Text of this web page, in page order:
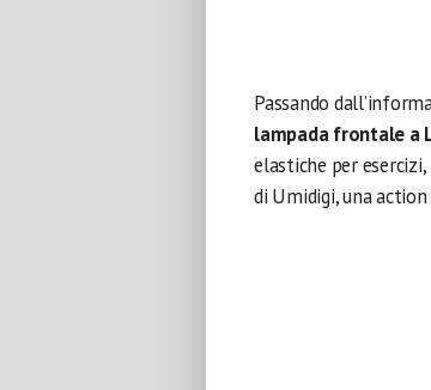
Passando
lampada frontale a
elastiche per
di Umidigi, una